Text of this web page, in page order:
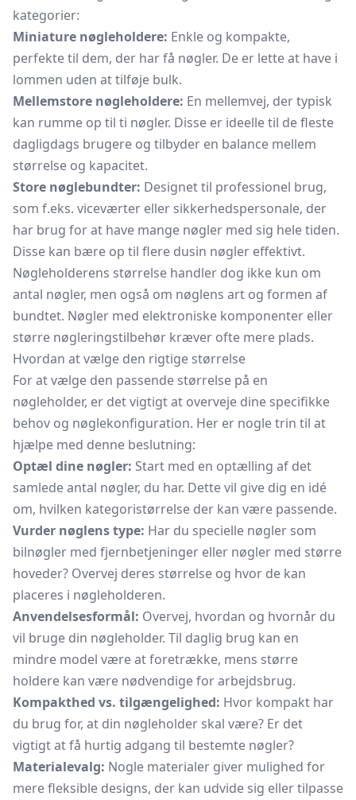
kategorier:
Miniature nøgleholdere: Enkle og kompakte,
perfekte til dem, der har få nøgler. De er lette at have i
lommen uden at tilføje bulk.
Mellemstore nøgleholdere: En mellemvej, der typisk
kan rumme op til ti nøgler. Disse er ideelle til de fleste
dagligdags brugere og tilbyder en balance mellem
størrelse og kapacitet.
Store nøglebundter: Designet til professionel brug,
som f.eks. viceværter eller sikkerhedspersonale, der
har brug for at have mange nøgler med sig hele tiden.
Disse kan bære op til flere dusin nøgler effektivt.
Nøgleholderens størrelse handler dog ikke kun om
antal nøgler, men også om nøglens art og formen af
bundtet. Nøgler med elektroniske komponenter eller
større nøgleringstilbehør kræver ofte mere plads.
Hvordan at vælge den rigtige størrelse
For at vælge den passende størrelse på en
nøgleholder, er det vigtigt at overveje dine specifikke
behov og nøglekonfiguration. Her er nogle trin til at
hjælpe med denne beslutning:
Optæl dine nøgler: Start med en optælling af det
samlede antal nøgler, du har. Dette vil give dig en idé
om, hvilken kategoristørrelse der kan være passende.
Vurder nøglens type: Har du specielle nøgler som
bilnøgler med fjernbetjeninger eller nøgler med større
hoveder? Overvej deres størrelse og hvor de kan
placeres i nøgleholderen.
Anvendelsesformål: Overvej, hvordan og hvornår du
vil bruge din nøgleholder. Til daglig brug kan en
mindre model være at foretrække, mens større
holdere kan være nødvendige for arbejdsbrug.
Kompakthed vs. tilgængelighed: Hvor kompakt har
du brug for, at din nøgleholder skal være? Er det
vigtigt at få hurtig adgang til bestemte nøgler?
Materialevalg: Nogle materialer giver mulighed for
mere fleksible designs, der kan udvide sig eller tilpasse